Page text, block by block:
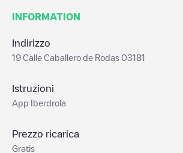
INFORMATION
Indirizzo
19 Calle Caballero de Rodas 03181
Istruzioni
App Iberdrola
Prezzo ricarica
Gratis